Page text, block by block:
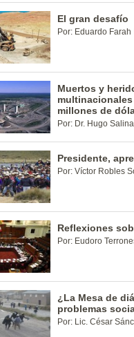
El gran desafío
Por: Eduardo Farah
Muertos y
millones de
Por: Dr. Hugo
Presidente,
Por: Víctor Robles
Reflexiones
Por: Eudoro
¿La Mesa de
problemas
Por: Lic. César